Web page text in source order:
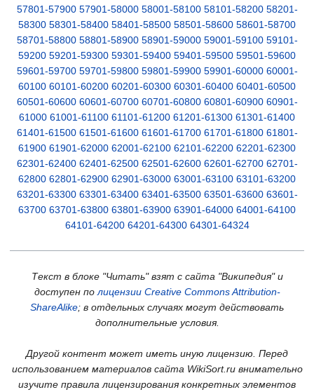
57801-57900 57901-58000 58001-58100 58101-58200 58201-
58300 58301-58400 58401-58500 58501-58600 58601-58700
58701-58800 58801-58900 58901-59000 59001-59100 59101-
59200 59201-59300 59301-59400 59401-59500 59501-59600
59601-59700 59701-59800 59801-59900 59901-60000 60001-
60100 60101-60200 60201-60300 60301-60400 60401-60500
60501-60600 60601-60700 60701-60800 60801-60900 60901-
61000 61001-61100 61101-61200 61201-61300 61301-61400
61401-61500 61501-61600 61601-61700 61701-61800 61801-
61900 61901-62000 62001-62100 62101-62200 62201-62300
62301-62400 62401-62500 62501-62600 62601-62700 62701-
62800 62801-62900 62901-63000 63001-63100 63101-63200
63201-63300 63301-63400 63401-63500 63501-63600 63601-
63700 63701-63800 63801-63900 63901-64000 64001-64100
64101-64200 64201-64300 64301-64324
Текст в блоке "Читать" взят с сайта "Википедия" и
доступен по лицензии Creative Commons Attribution-
ShareAlike; в отдельных случаях могут действовать
дополнительные условия.
Другой контент может иметь иную лицензию. Перед
использованием материалов сайта WikiSort.ru внимательно
изучите правила лицензирования конкретных элементов